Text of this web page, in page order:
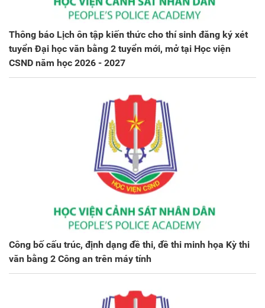
Thông báo Lịch ôn tập kiến thức cho thí sinh đăng ký xét
tuyển Đại học văn bằng 2 tuyển mới, mở tại Học viện
CSND năm học 2026 - 2027
Công bố cấu trúc, định dạng đề thi, đề thi minh họa Kỳ thi
văn bằng 2 Công an trên máy tính